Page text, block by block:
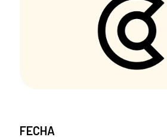
FECHA